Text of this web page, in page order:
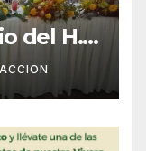
del H.
Día del